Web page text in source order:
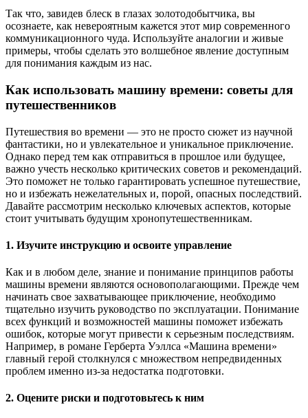
Так что, завидев блеск в глазах золотодобытчика, вы
осознаете, как невероятным кажется этот мир современного
коммуникационного чуда. Используйте аналогии и живые
примеры, чтобы сделать это волшебное явление доступным
для понимания каждым из нас.
Как использовать машину времени: советы для
путешественников
Путешествия во времени — это не просто сюжет из научной
фантастики, но и увлекательное и уникальное приключение.
Однако перед тем как отправиться в прошлое или будущее,
важно учесть несколько критических советов и рекомендаций.
Это поможет не только гарантировать успешное путешествие,
но и избежать нежелательных и, порой, опасных последствий.
Давайте рассмотрим несколько ключевых аспектов, которые
стоит учитывать будущим хронопутешественникам.
1. Изучите инструкцию и освоите управление
Как и в любом деле, знание и понимание принципов работы
машины времени являются основополагающими. Прежде чем
начинать свое захватывающее приключение, необходимо
тщательно изучить руководство по эксплуатации. Понимание
всех функций и возможностей машины поможет избежать
ошибок, которые могут привести к серьезным последствиям.
Например, в романе Герберта Уэллса «Машина времени»
главный герой столкнулся с множеством непредвиденных
проблем именно из-за недостатка подготовки.
2. Оцените риски и подготовьтесь к ним